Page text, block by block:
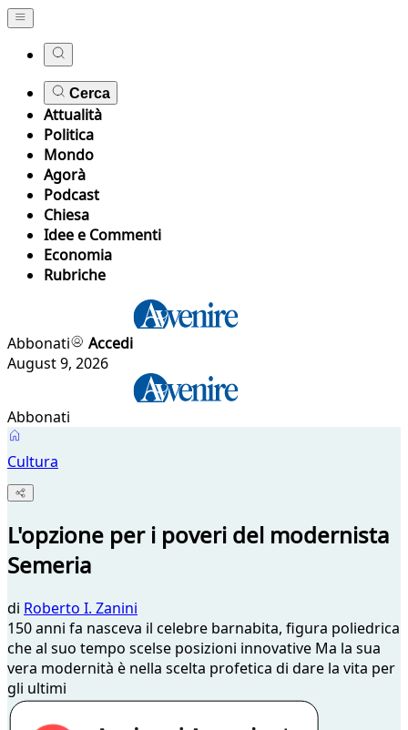
Cerca
Attualità
Politica
Mondo
Agorà
Podcast
Chiesa
Idee e Commenti
Economia
Rubriche
Abbonati
Accedi
August 9, 2026
Abbonati
Cultura
L'opzione per i poveri del modernista
Semeria
di Roberto I. Zanini
150 anni fa nasceva il celebre barnabita, figura poliedrica
che al suo tempo scelse posizioni innovative Ma la sua
vera modernità è nella scelta profetica di dare la vita per
gli ultimi